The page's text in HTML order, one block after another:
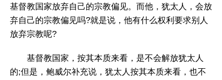
基督教国家放弃自己的宗教偏见。而他，犹太人，会放
弃自己的宗教偏见吗?就是说，他有什么权利要求别人
放弃宗教呢?
基督教国家，按其本质来看，是不会解放犹太人
的;但是，鲍威尔补充说，犹太人按其本质来看，也不